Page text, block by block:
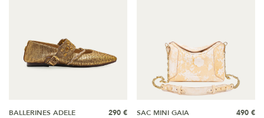
BALLERINES ADELE
290 €
SAC MINI GAIA
490 €